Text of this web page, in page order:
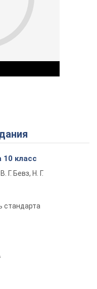
Video
класс
Г. Бевз, Н. Г.
стандарта